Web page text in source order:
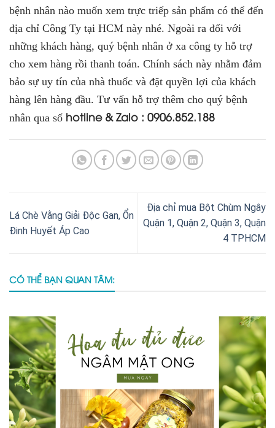
bệnh nhân nào muốn xem trực triếp sản phẩm có thể đến
địa chỉ Công Ty tại HCM này nhé. Ngoài ra đối với
những khách hàng, quý bệnh nhân ở xa công ty hỗ trợ
cho xem hàng rồi thanh toán. Chính sách này nhằm đảm
bảo sự uy tín của nhà thuốc và đặt quyền lợi của khách
hàng lên hàng đầu. Tư vấn hỗ trợ thêm cho quý bệnh
nhân qua số hotline & Zalo : 0906.852.188
Lá Chè Vằng Giải Độc Gan, Ổn
Đinh Huyết Áp Cao
Địa chỉ mua Bột Chùm Ngây
Quận 1, Quận 2, Quận 3, Quận
4 TPHCM
CÓ THỂ BẠN QUAN TÂM: